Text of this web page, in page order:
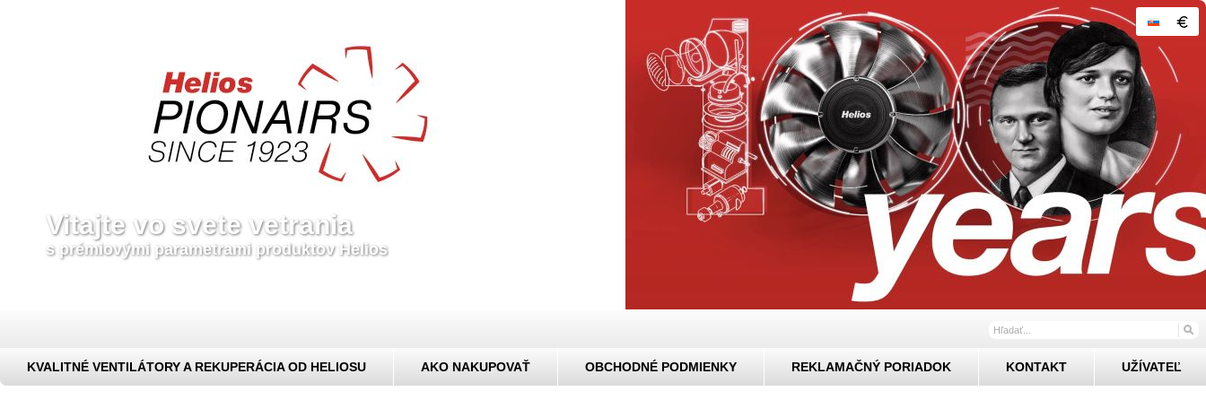
Vitajte vo svete vetrania
s prémiovými parametrami produktov Helios
KVALITNÉ VENTILÁTORY A REKUPERÁCIA OD HELIOSU AKO NAKUPOVAŤ OBCHODNÉ PODMIENKY REKLAMAČNÝ PORIADOK KONTAKT UŽÍVATEĽ